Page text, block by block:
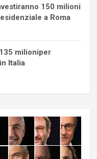
150 milioni
a Roma
milioniper
Italia